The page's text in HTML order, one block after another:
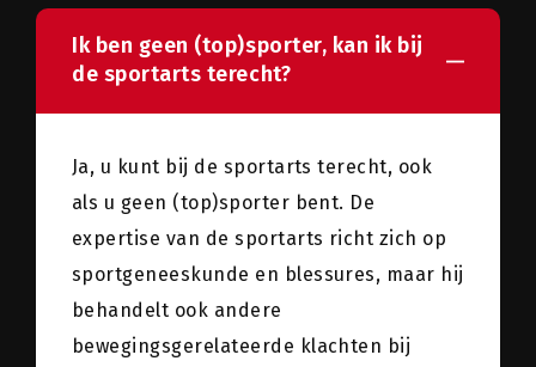
Ik ben geen (top)sporter, kan ik bij
de sportarts terecht?
Ja, u kunt bij de sportarts terecht, ook
als u geen (top)sporter bent. De
expertise van de sportarts richt zich op
sportgeneeskunde en blessures, maar hij
behandelt ook andere
bewegingsgerelateerde klachten bij